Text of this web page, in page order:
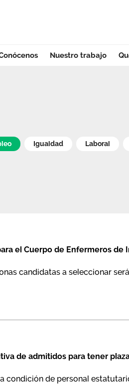
Nuestro trabajo
Igualdad Laboral
el Cuerpo de Enfermeros de
candidatas a seleccionar
de admitidos para tener
condición de personal